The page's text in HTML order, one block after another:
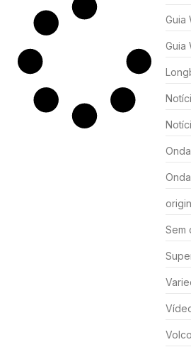
Guia
Guia
Sem